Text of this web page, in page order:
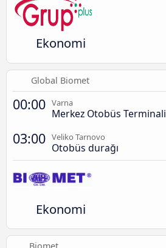
Ekonomi
Global Biomet
00:00 Varna
Merkez Otobüs Terminali
03:00 Veliko Tarnovo
Otobüs durağı
Ekonomi